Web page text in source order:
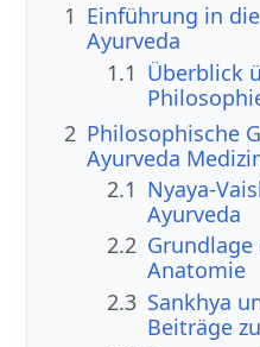
1 Einführung in
Ayurveda
1.1 Überblick
2 Philosophische
Ayurveda
2.1 Nyaya-
Ayurveda
2.2 Grundlage
Anatomie
2.3 Sankhya
Beiträge